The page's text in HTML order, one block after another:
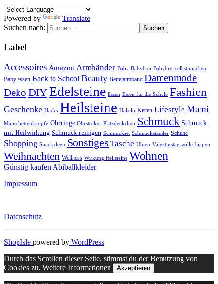
Powered by
Translate
Suchen nach:
Label
Accessoires Amazon Armbänder Baby Babybrei Babybrei selbst machen
Baby essen Back to School Beauty Bettelarmband Damenmode
Deko DIYEdelsteine Essen Essen für die Schule Fashion
Geschenke Hacks Heilsteine Häkeln Ketten Lifestyle Mami
Manschettenknöpfe Ohrringe Ohrstecker Platzdeckchen Schmuck Schmuck
mit Heilwirkung Schmuck reinigen Schmuckset Schmuckständer Schuhe
Shopping Snackideen Sonstiges Tasche Uhren Valentinstag volle Lippen
Weihnachten Wellness Wirkung Heilsteine Wohnen
Günstig kaufen Abiballkleider
Impressum
Datenschutz
ShopIsle powered by WordPress
Durch das Scrollen dieser Seite, stimmst du der Benutzung von
Cookies zu. Weitere Informationen Akzeptieren